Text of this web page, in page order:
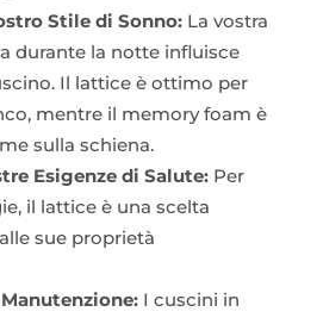
Stile di Sonno:La vostra
durante la notte influisce
Il lattice è ottimo per
mentre il memory foam è
sulla schiena.
Esigenze di Salute:Per
il lattice è una scelta
sue proprietà
I cuscini in